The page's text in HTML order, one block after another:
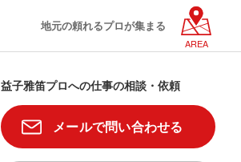
地元の頼れるプロが集まる
AREA
益子雅笛プロへの仕事の相談・依頼
メールで問い合わせる